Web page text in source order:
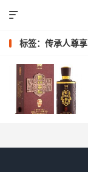

标签：传承人尊享